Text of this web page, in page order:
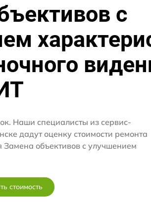
с
Наши специалисты из сервис-
дадут оценку стоимости ремонта
Замена объективов с улучшением
стоимость